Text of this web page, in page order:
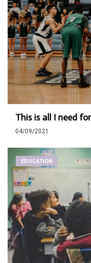
This is all I need
04/09/2021
EDUCATION